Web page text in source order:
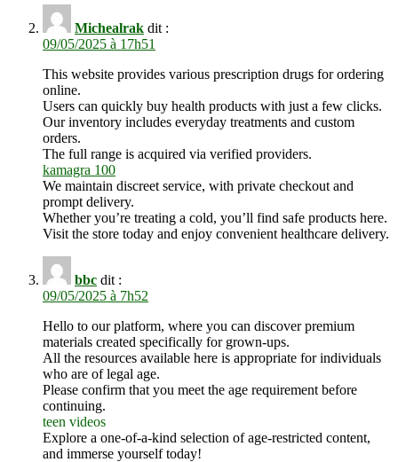
Michealrak dit :
09/05/2025 à 17h51
This website provides various prescription drugs for ordering
online.
Users can quickly buy health products with just a few clicks.
Our inventory includes everyday treatments and custom
orders.
The full range is acquired via verified providers.
kamagra 100
We maintain discreet service, with private checkout and
prompt delivery.
Whether you’re treating a cold, you’ll find safe products here.
Visit the store today and enjoy convenient healthcare delivery.
bbc dit :
09/05/2025 à 7h52
Hello to our platform, where you can discover premium
materials created specifically for grown-ups.
All the resources available here is appropriate for individuals
who are of legal age.
Please confirm that you meet the age requirement before
continuing.
teen videos
Explore a one-of-a-kind selection of age-restricted content,
and immerse yourself today!